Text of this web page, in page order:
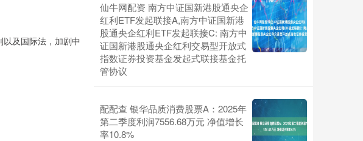
及国际法，加剧中
仙牛网配资 南方中证国新港股通央企
红利ETF发起联接A,南方中证国新港
股通央企红利ETF发起联接C: 南方中
证国新港股通央企红利交易型开放式
指数证券投资基金发起式联接基金托
管协议
配配查 银华品质消费股票A：2025年
第二季度利润7556.68万元 净值增长
率10.8%